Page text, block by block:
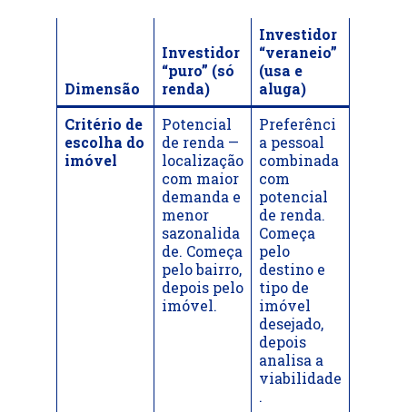
Dimensão
Investidor
“puro” (só
renda)
Investidor
“veraneio”
(usa e
aluga)
Critério de
escolha do
imóvel
Potencial
de renda —
localização
com maior
demanda e
menor
sazonalida
de. Começa
pelo bairro,
depois pelo
imóvel.
Preferênci
a pessoal
combinada
com
potencial
de renda.
Começa
pelo
destino e
tipo de
imóvel
desejado,
depois
analisa a
viabilidade
.